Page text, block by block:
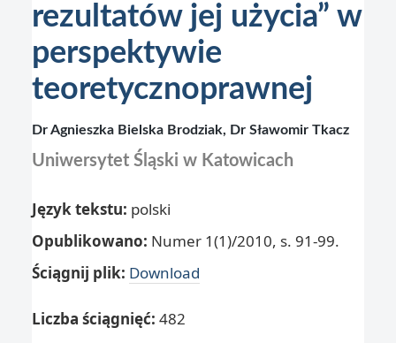
rezultatów jej użycia” w
perspektywie
teoretycznoprawnej
Dr Agnieszka Bielska Brodziak, Dr Sławomir Tkacz
Uniwersytet Śląski w Katowicach
Język tekstu: polski
Opublikowano: Numer 1(1)/2010, s. 91-99.
Ściągnij plik: Download
Liczba ściągnięć: 482